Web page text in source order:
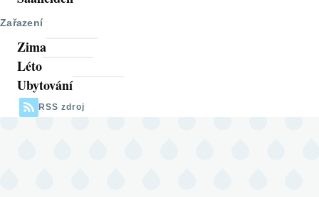
Zařazení
Zima
Léto
Ubytování
RSS zdroj